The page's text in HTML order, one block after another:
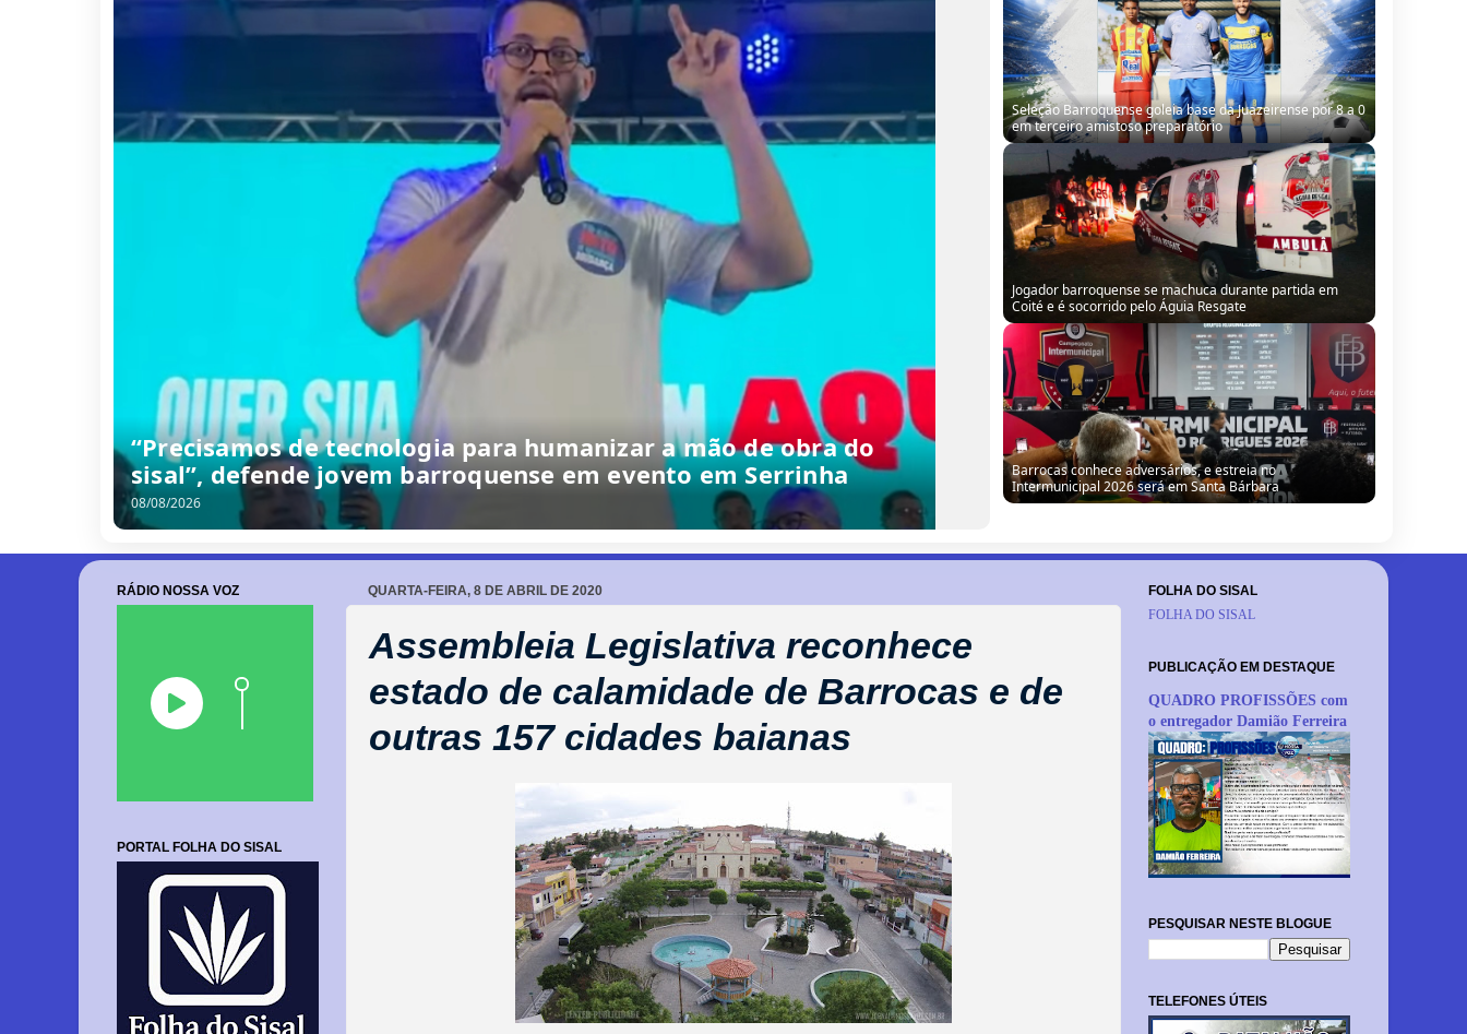
“Precisamos de tecnologia para humanizar a mão de obra do
sisal”, defende jovem barroquense em evento em Serrinha
08/08/2026
Seleção Barroquense goleia base da Juazeirense por 8 a 0
em terceiro amistoso preparatório
Jogador barroquense se machuca durante partida em
Coité e é socorrido pelo Águia Resgate
Barrocas conhece adversários, e estreia no
Intermunicipal 2026 será em Santa Bárbara
QUARTA-FEIRA, 8 DE ABRIL DE 2020
Assembleia Legislativa reconhece
estado de calamidade de Barrocas e de
outras 157 cidades baianas
RÁDIO NOSSA VOZ
PORTAL FOLHA DO SISAL
FOLHA DO SISAL
FOLHA DO SISAL
PUBLICAÇÃO EM DESTAQUE
QUADRO PROFISSÕES com
o entregador Damião Ferreira
PESQUISAR NESTE BLOGUE
TELEFONES ÚTEIS